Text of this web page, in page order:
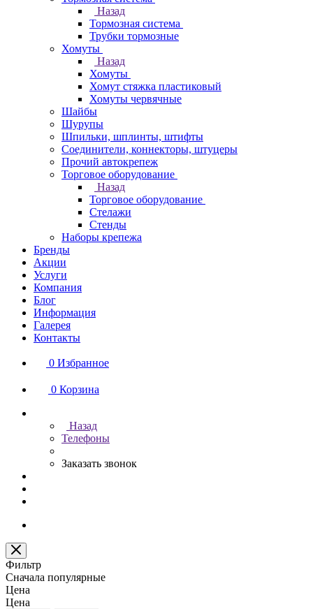
Назад
Тормозная система
Трубки тормозные
Хомуты
Назад
Хомуты
Хомут стяжка пластиковый
Хомуты червячные
Шайбы
Шурупы
Шпильки, шплинты, штифты
Соединители, коннекторы, штуцеры
Прочий автокрепеж
Торговое оборудование
Назад
Торговое оборудование
Стелажи
Стенды
Наборы крепежа
Бренды
Акции
Услуги
Компания
Блог
Информация
Галерея
Контакты
0 Избранное
0 Корзина
Назад
Телефоны
Заказать звонок
Фильтр
Сначала популярные
Цена
Цена